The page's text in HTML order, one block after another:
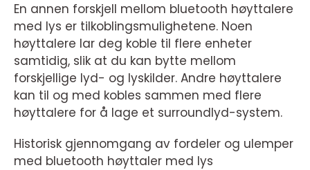
En annen forskjell mellom bluetooth høyttalere
med lys er tilkoblingsmulighetene. Noen
høyttalere lar deg koble til flere enheter
samtidig, slik at du kan bytte mellom
forskjellige lyd- og lyskilder. Andre høyttalere
kan til og med kobles sammen med flere
høyttalere for å lage et surroundlyd-system.
Historisk gjennomgang av fordeler og ulemper
med bluetooth høyttaler med lys